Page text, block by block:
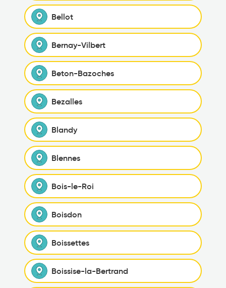
Bellot
Bernay-Vilbert
Beton-Bazoches
Bezalles
Blandy
Blennes
Bois-le-Roi
Boisdon
Boissettes
Boissise-la-Bertrand